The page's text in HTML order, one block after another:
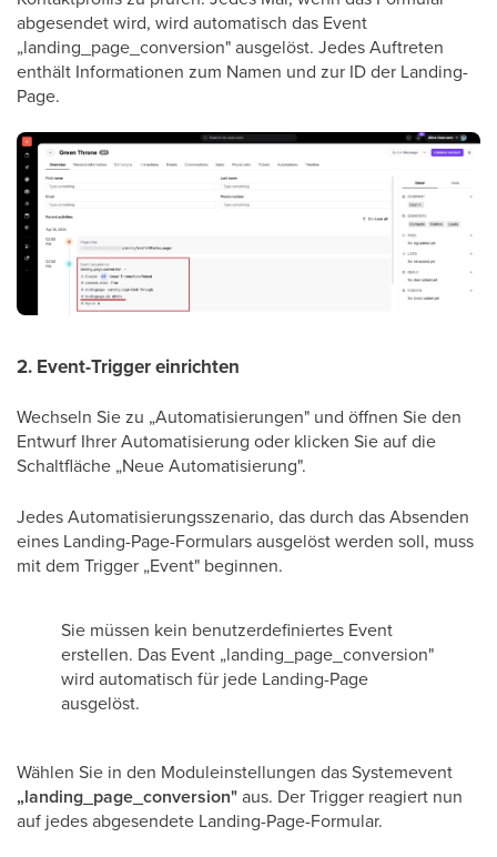
abgesendet wird, wird automatisch das Event
„landing_page_conversion" ausgelöst. Jedes Auftreten
enthält Informationen zum Namen und zur ID der Landing-
Page.
2. Event-Trigger einrichten
Wechseln Sie zu „Automatisierungen" und öffnen Sie den
Entwurf Ihrer Automatisierung oder klicken Sie auf die
Schaltfläche „Neue Automatisierung".
Jedes Automatisierungsszenario, das durch das Absenden
eines Landing-Page-Formulars ausgelöst werden soll, muss
mit dem Trigger „Event" beginnen.
Sie müssen kein benutzerdefiniertes Event
erstellen. Das Event „landing_page_conversion"
wird automatisch für jede Landing-Page
ausgelöst.
Wählen Sie in den Moduleinstellungen das Systemevent
„landing_page_conversion"aus. Der Trigger reagiert nun
auf jedes abgesendete Landing-Page-Formular.